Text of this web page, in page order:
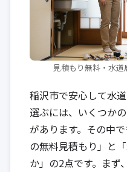
見積もり無料・水
稲沢市で安心して水
選ぶには、いくつか
があります。その中
の無料見積もり」と
か」の2点です。まず